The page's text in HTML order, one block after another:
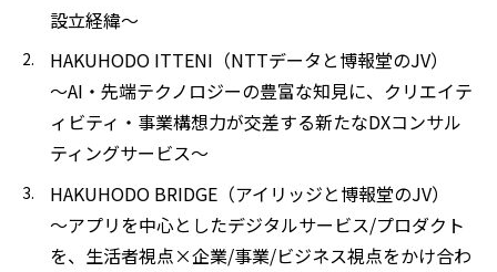
設立経緯～
HAKUHODO ITTENI（NTTデータと博報堂のJV）
～AI・先端テクノロジーの豊富な知見に、クリエイテ
ィビティ・事業構想力が交差する新たなDXコンサル
ティングサービス～
HAKUHODO BRIDGE（アイリッジと博報堂のJV）
～アプリを中心としたデジタルサービス/プロダクト
を、生活者視点×企業/事業/ビジネス視点をかけ合わ